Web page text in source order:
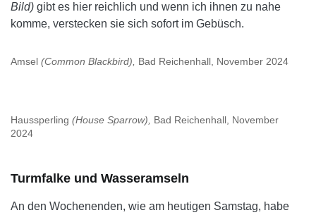
Bild) gibt es hier reichlich und wenn ich ihnen zu nahe
komme, verstecken sie sich sofort im Gebüsch.
Amsel (Common Blackbird), Bad Reichenhall, November 2024
Haussperling (House Sparrow),
Bad Reichenhall, November
2024
Turmfalke und Wasseramseln
An den Wochenenden, wie am heutigen Samstag, habe